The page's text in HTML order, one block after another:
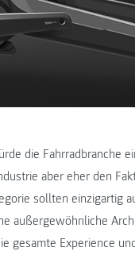
die Fahrradbranche
aber eher den
sollten einzigartig
außergewöhnliche
gesamte Experience